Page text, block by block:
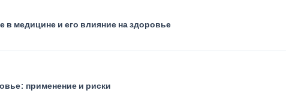
в медицине и его влияние на здоровье
применение и риски